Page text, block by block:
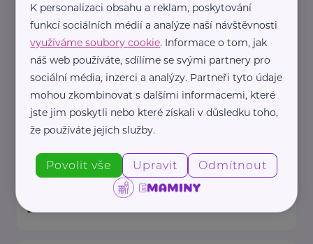
oznamovatelů
: Mgr. ...
https://www.msmt.cz/
+420 234 811 111
posta@msmt.cz
Loretánské náměstí 5 Praha 1 – Hradčany
https://www.mzv.cz/
K personalizaci obsahu a reklam, poskytování
funkcí sociálních médií a analýze naší návštěvnosti
využíváme soubory cookie. Informace o tom, jak
náš web používáte, sdílíme se svými partnery pro
sociální média, inzerci a analýzy. Partneři tyto údaje
mohou zkombinovat s dalšími informacemi, které
jste jim poskytli nebo které získali v důsledku toho,
že používáte jejich služby.
Povolit vše Upravit Odmítnout